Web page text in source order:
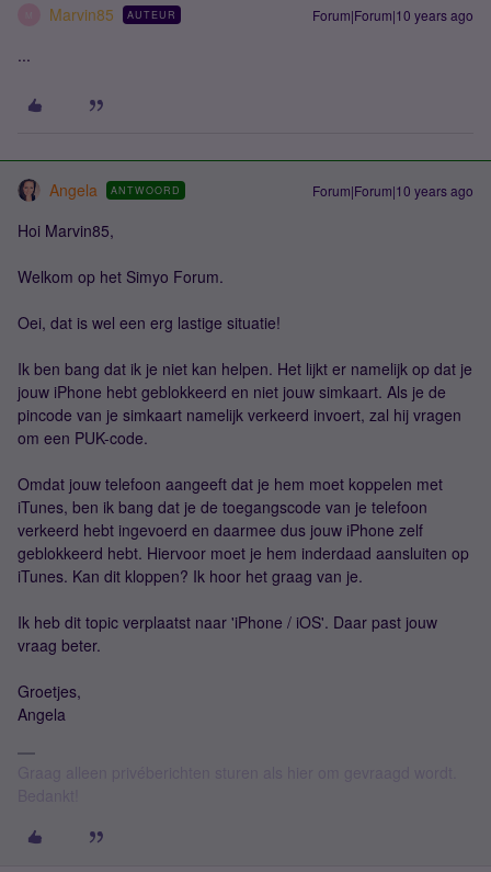
Marvin85 AUTEUR Forum|Forum|10 years ago
...
Angela ANTWOORD Forum|Forum|10 years ago
Hoi Marvin85,
Welkom op het Simyo Forum.
Oei, dat is wel een erg lastige situatie!
Ik ben bang dat ik je niet kan helpen. Het lijkt er namelijk op dat je
jouw iPhone hebt geblokkeerd en niet jouw simkaart. Als je de
pincode van je simkaart namelijk verkeerd invoert, zal hij vragen
om een PUK-code.
Omdat jouw telefoon aangeeft dat je hem moet koppelen met
iTunes, ben ik bang dat je de toegangscode van je telefoon
verkeerd hebt ingevoerd en daarmee dus jouw iPhone zelf
geblokkeerd hebt. Hiervoor moet je hem inderdaad aansluiten op
iTunes. Kan dit kloppen? Ik hoor het graag van je.
Ik heb dit topic verplaatst naar 'iPhone / iOS'. Daar past jouw
vraag beter.
Groetjes,
Angela